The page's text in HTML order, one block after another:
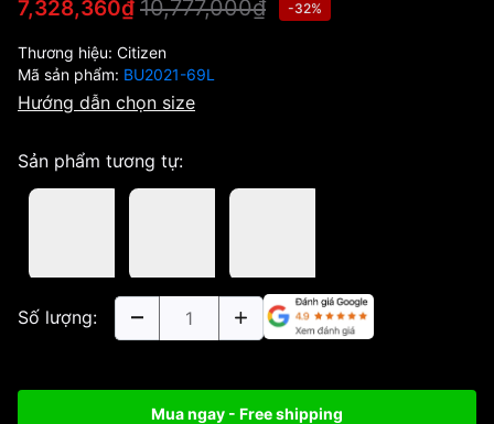
7,328,360₫ 10,777,000₫ -32%
Thương hiệu: Citizen
Mã sản phẩm: BU2021-69L
Hướng dẫn chọn size
Sản phẩm tương tự:
Số lượng:
Mua ngay - Free shipping